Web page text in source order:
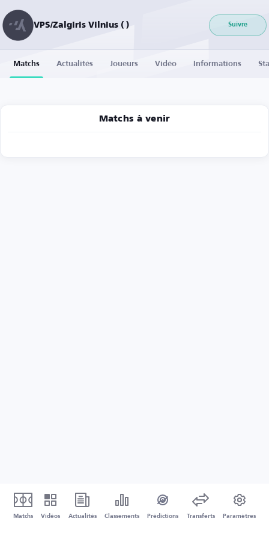
VPS/Zalgiris Vilnius ( ) Suivre
Matchs Actualités Joueurs Vidéo Informations
Matchs à venir
Matchs Vidéos Actualités Classements Prédictions Transferts Paramètres